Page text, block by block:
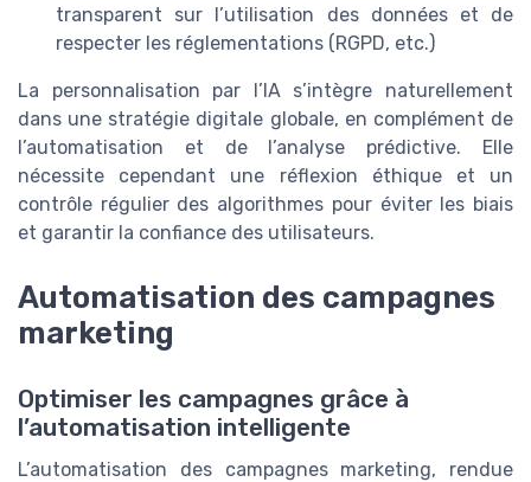
transparent sur l’utilisation des données et de
respecter les réglementations (RGPD, etc.)
La personnalisation par l’IA s’intègre naturellement
dans une stratégie digitale globale, en complément de
l’automatisation et de l’analyse prédictive. Elle
nécessite cependant une réflexion éthique et un
contrôle régulier des algorithmes pour éviter les biais
et garantir la confiance des utilisateurs.
Automatisation des campagnes
marketing
Optimiser les campagnes grâce à
l’automatisation intelligente
L’automatisation des campagnes marketing, rendue